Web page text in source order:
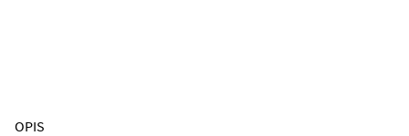
OPIS